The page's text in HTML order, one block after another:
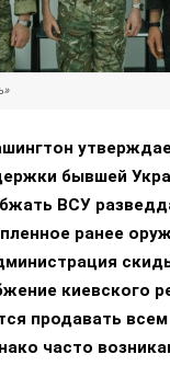
бывшей
ВСУ
ранее
киевского
продавать
часто